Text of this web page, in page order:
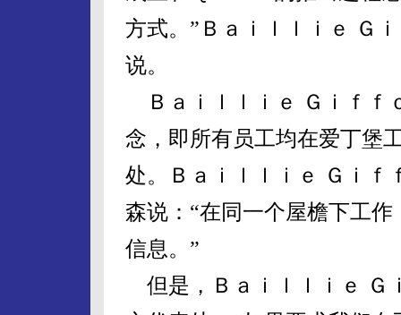
方式。”Ｂａｉｌｌｉｅ Ｇ
说。
Ｂａｉｌｌｉｅ Ｇｉｆｆ
念，即所有员工均在爱丁堡
处。Ｂａｉｌｌｉｅ Ｇｉｆ
森说：“在同一个屋檐下工
信息。”
但是，Ｂａｉｌｌｉｅ Ｇ